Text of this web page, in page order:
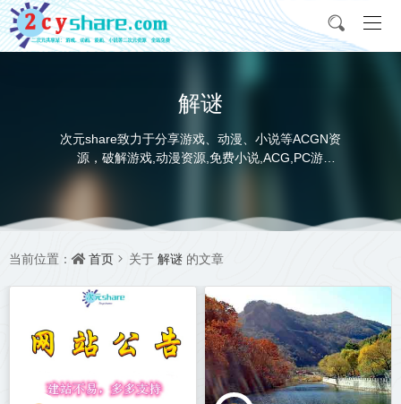
解谜
次元share致力于分享游戏、动漫、小说等ACGN资
源，破解游戏,动漫资源,免费小说,ACG,PC游
戏,switch游戏,金手指，动画电影,动画片,全本小说,
并提供网盘下载
当前位置： 首页 关于 解谜 的文章